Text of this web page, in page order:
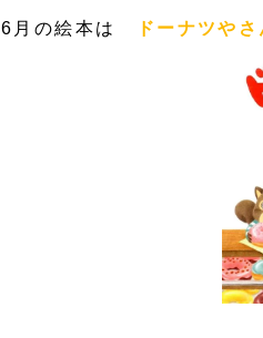
6月の絵本は ドーナツや